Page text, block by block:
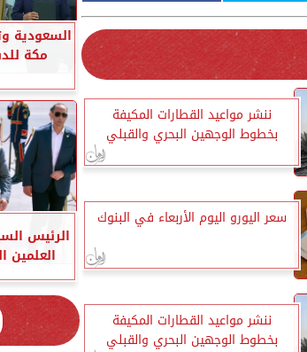
ننشر مواعيد القطارات المكيفة
بخطوط الوجهين البحري والقبلي
سعر اليورو اليوم الأربعاء في البنوك
ننشر مواعيد القطارات المكيفة
بخطوط الوجهين البحري والقبلي
السعودية
مكة
الرئيس
العلمين